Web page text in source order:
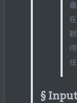
任
Input